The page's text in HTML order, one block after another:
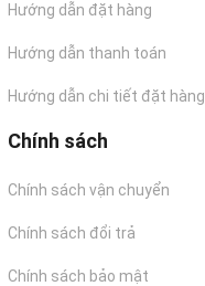
Hướng dẫn đặt hàng
Hướng dẫn thanh toán
Hướng dẫn chi tiết đặt hàng
Chính sách
Chính sách vận chuyển
Chính sách đổi trả
Chính sách bảo mật